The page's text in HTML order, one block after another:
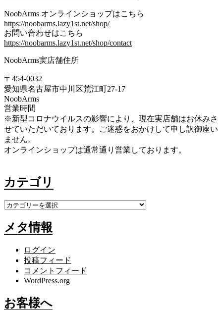
NoobArms オンラインショップはこちら
https://noobarms.lazy1st.net/shop/
お問い合わせはこちら
https://noobarms.lazy1st.net/shop/contact
NoobArms実店舗住所
〒454-0032
愛知県名古屋市中川区荒江町27-17
NoobArms
営業時間
※新型コロナウイルスの影響により、現在実店舗はお休みさ
せていただいております。ご迷惑をおかけして申し訳御座い
ません。
オンラインショップは通常通り営業しております。
カテゴリ
カ
ゴ
リ
メタ情報
ログイン
投稿フィード
コメントフィード
WordPress.org
お客様へ